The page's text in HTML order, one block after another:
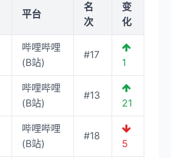
平台
名
次
变
化
哔哩哔哩
(B站)
#17
1
哔哩哔哩
(B站)
#13
21
哔哩哔哩
(B站)
#18
5